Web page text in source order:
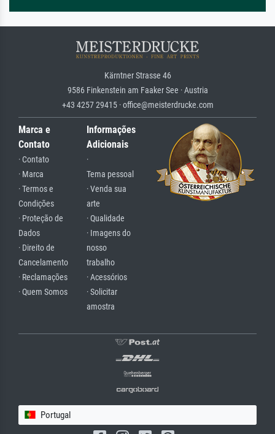
Kärntner Strasse 46
9586 Finkenstein am Faaker See · Austria
+43 4257 29415 · office@meisterdrucke.com
Marca e
Contato
· Contato
· Marca
· Termos e
Condições
· Proteção de
Dados
· Direito de
Cancelamento
· Reclamações
· Quem Somos
Informações
Adicionais
·
Tema pessoal
· Venda sua
arte
· Qualidade
· Imagens do
nosso
trabalho
· Acessórios
· Solicitar
amostra
Portugal